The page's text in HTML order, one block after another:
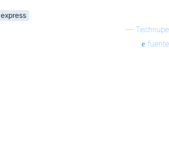
express
— Technupe
fuente